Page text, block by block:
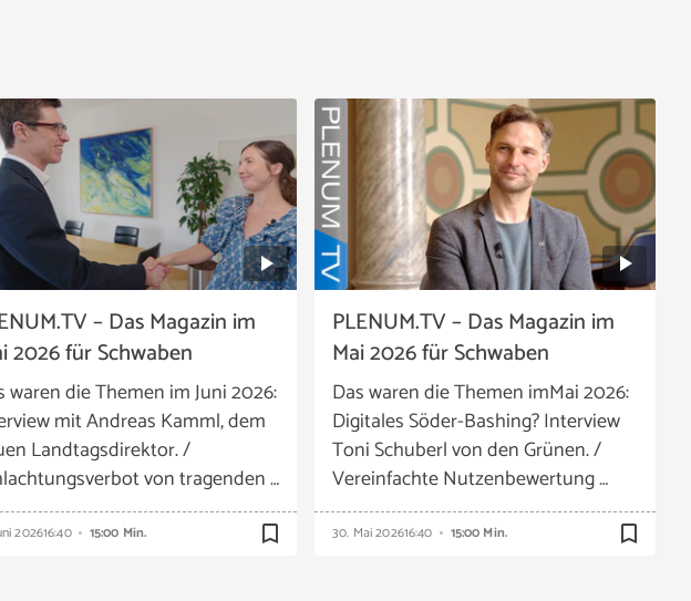
– Das Magazin im
2026 für Schwaben
waren die Themen im Juni 2026:
mit Andreas Kamml, dem
Landtagsdirektor. /
von tragenden …
202616:40 15:00 Min. bookmark_border
PLENUM.TV – Das Magazin im
Mai 2026 für Schwaben
Das waren die Themen imMai 2026:
Digitales Söder-Bashing? Interview
Toni Schuberl von den Grünen. /
Vereinfachte Nutzenbewertung …
30. Mai 202616:40 15:00 Min. bookmark_border